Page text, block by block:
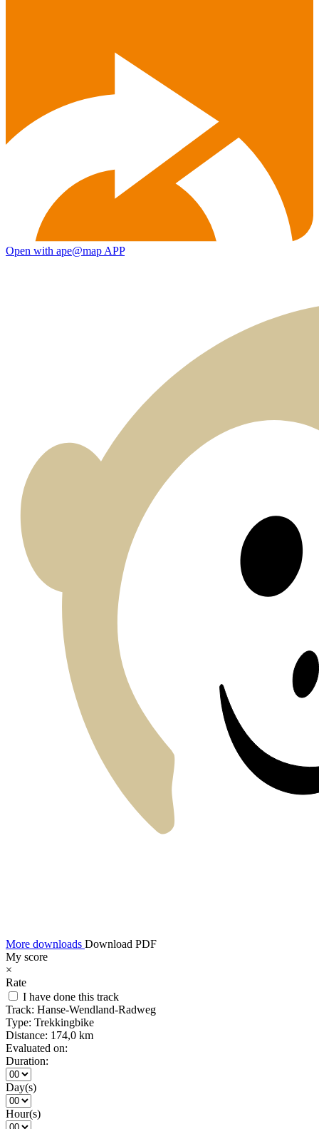
Open with ape@map APP
More downloads Download PDF
My score
×
Rate
I have done this track
Track: Hanse-Wendland-Radweg
Type: Trekkingbike
Distance: 174,0 km
Evaluated on:
Duration:
Day(s)
Hour(s)